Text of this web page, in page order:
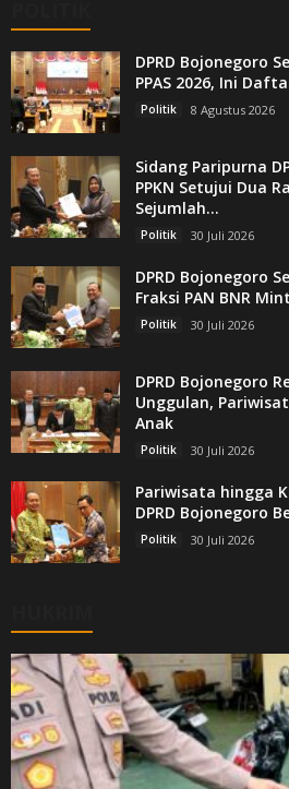
DPRD Bojonegoro
PPAS 2026, Ini
Politik 8 Agustus 2026
Sidang Paripurna
PPKN Setujui Dua
Sejumlah...
Politik 30 Juli 2026
DPRD Bojonegoro
Fraksi PAN BNR
Politik 30 Juli 2026
DPRD Bojonegoro
Unggulan,
Anak
Politik 30 Juli 2026
Pariwisata hingga
DPRD Bojonegoro
Politik 30 Juli 2026